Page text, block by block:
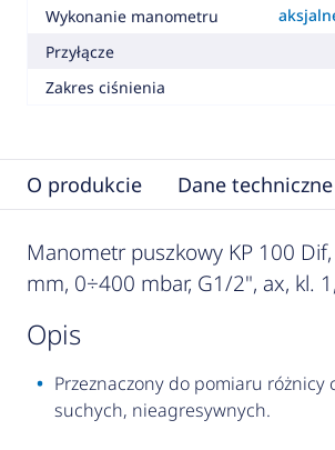
Wykonanie manometru
Przyłącze
Zakres ciśnienia
O produkcie Dane techniczne
Manometr puszkowy KP 100
mm, 0÷400 mbar, G1/2", ax, kl.
opis
Przeznaczony do pomiaru różnicy
suchych, nieagresywnych.